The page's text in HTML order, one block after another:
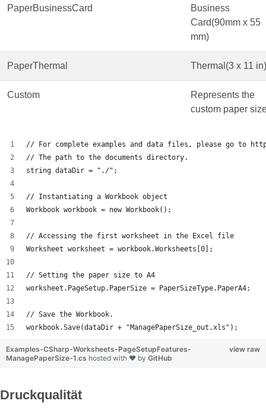
PaperBusinessCard
Business
Card(90mm x 55
mm)
PaperThermal Thermal(3 x 11 in)
Custom
Represents the
custom paper
// For complete examples and data files, please go to
// The path to the documents directory.
string dataDir = "./";
// Instantiating a Workbook object
Workbook workbook = new Workbook();
// Accessing the first worksheet in the Excel file
Worksheet worksheet = workbook.Worksheets[0];
// Setting the paper size to A4
worksheet.PageSetup.PaperSize = PaperSizeType.PaperA4;
// Save the Workbook.
workbook.Save(dataDir + "ManagePaperSize_out.xls");
view raw
Examples-CSharp-Worksheets-PageSetupFeatures-
ManagePaperSize-1.cs hosted with ❤ by GitHub
Druckqualität